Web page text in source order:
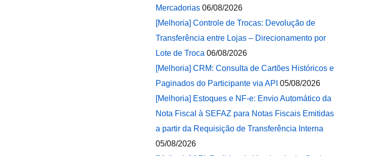
Mercadorias 06/08/2026
[Melhoria] Controle de Trocas: Devolução de
Transferência entre Lojas – Direcionamento por
Lote de Troca 06/08/2026
[Melhoria] CRM: Consulta de Cartões Históricos e
Paginados do Participante via API 05/08/2026
[Melhoria] Estoques e NF-e: Envio Automático da
Nota Fiscal à SEFAZ para Notas Fiscais Emitidas
a partir da Requisição de Transferência Interna
05/08/2026